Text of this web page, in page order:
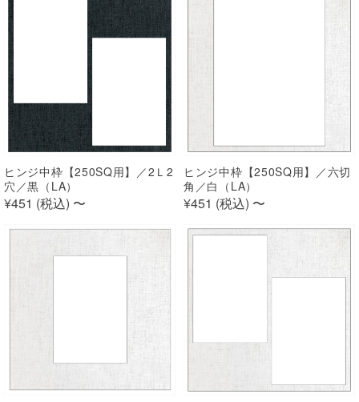
ヒンジ中枠【250SQ用】／2Ｌ2
穴／黒（LA）
¥451 (税込) 〜
ヒンジ中枠【250SQ用】／六切
角／白（LA）
¥451 (税込) 〜